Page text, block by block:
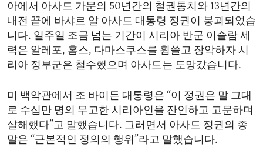
Skip
to
Search
AMERICAS
ASIA
EUROPE
HUMAN RIGHTS
SECURITY AND DEFENSE
AID AND DEVELOPMENT
ECONOMY AND TRADE
ENVIRONMENT AND HEALTH
IDEALS AND INSTITUTIONS
ARCHIVE
ABOUT US
FOLLOW US
아에서 아사드 가문의 50년간의 철권통치와 13년간의
내전 끝에 바샤르 알 아사드 대통령 정권이 붕괴되었습
니다. 일주일 조금 넘는 기간이 시리아 반군 이슬람 세
력은 알레포, 홈스, 다마스쿠스를 휩쓸고 장악하자 시
리아 정부군은 철수했으며 아사드는 도망갔습니다.
미 백악관에서 조 바이든 대통령은 “이 정권은 말 그대
로 수십만 명의 무고한 시리아인을 잔인하고 고문하며
살해했다”고 말했습니다. 그러면서 아사드 정권의 종
말은 “근본적인 정의의 행위”라고 말했습니다.